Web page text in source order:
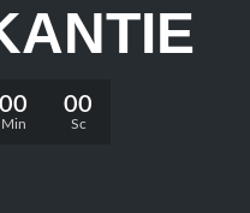
00
Min
00
Sc